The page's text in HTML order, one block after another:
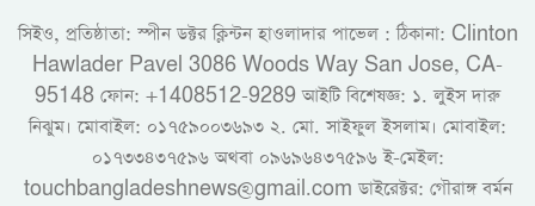
সিইও, প্রতিষ্ঠাতা: স্পীন ডক্টর ক্লিন্টন হাওলাদার পাভেল : ঠিকানা: Clinton
Hawlader Pavel 3086 Woods Way San Jose, CA-
95148 ফোন: +1408512-9289 আইটি বিশেষজ্ঞ: ১. লুইস দারু
নিঝুম। ‎মোবাইল: ০১৭৫৯০০৩৬৯৩ ২. মো. সাইফুল ইসলাম। মোবাইল:
০১৭৩৩৪৩৭৫৯৬ অথবা ০৯৬৯৬৪৩৭৫৯৬ ই-মেইল:
touchbangladeshnews@gmail.com ডাইরেক্টর: গৌরাঙ্গ বর্মন